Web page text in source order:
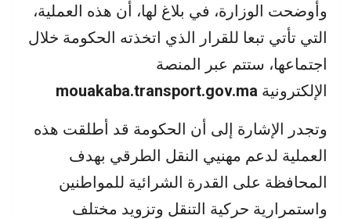
وأوضحت الوزارة، في بلاغ لها، أن هذه العملية،
التي تأتي تبعا للقرار الذي اتخذته الحكومة خلال
اجتماعها، ستتم عبر المنصة
الإلكترونية mouakaba.transport.gov.ma
وتجدر الإشارة إلى أن الحكومة قد أطلقت هذه
العملية لدعم مهنيي النقل الطرقي بهدف
المحافظة على القدرة الشرائية للمواطنين
واستمرارية حركية التنقل وتزويد مختلف